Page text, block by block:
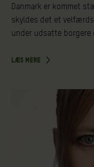
Danmark er kommet
skyldes det et
under udsatte borgere
LÆS MERE